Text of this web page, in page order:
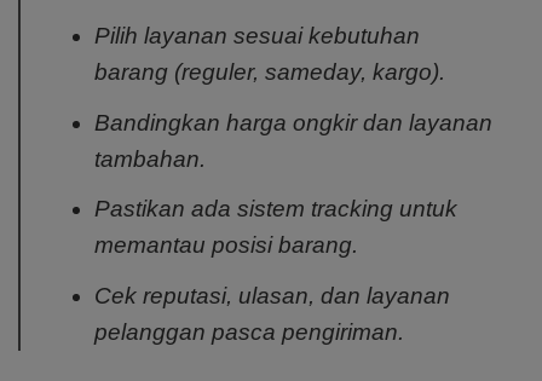
Pilih layanan sesuai kebutuhan
barang (reguler, sameday, kargo).
Bandingkan harga ongkir dan layanan
tambahan.
Pastikan ada sistem tracking untuk
memantau posisi barang.
Cek reputasi, ulasan, dan layanan
pelanggan pasca pengiriman.